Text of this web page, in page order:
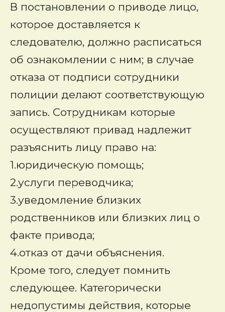
В постановлении о приводе лицо,
которое доставляется к
следователю, должно расписаться
об ознакомлении с ним; в случае
отказа от подписи сотрудники
полиции делают соответствующую
запись. Сотрудникам которые
осуществляют привад надлежит
разъяснить лицу право на:
1.юридическую помощь;
2.услуги переводчика;
3.уведомление близких
родственников или близких лиц о
факте привода;
4.отказ от дачи объяснения.
Кроме того, следует помнить
следующее. Категорически
недопустимы действия, которые